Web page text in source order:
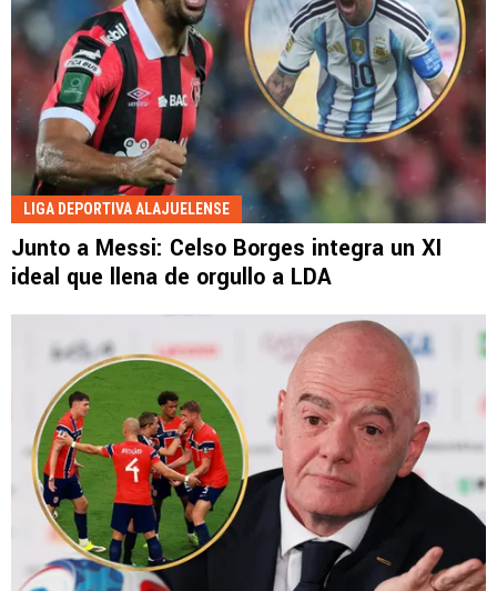
LIGA DEPORTIVA ALAJUELENSE
Junto a Messi: Celso Borges integra un XI
ideal que llena de orgullo a LDA